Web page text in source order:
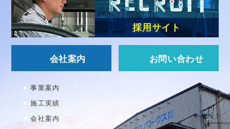
事業案内
施工実績
会社案内
採用サイト
会社案内 お問い合わせ